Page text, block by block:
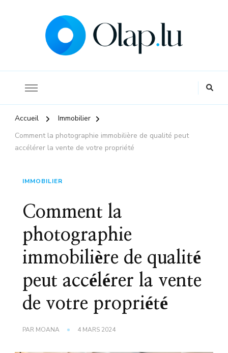
Accueil
Immobilier
Comment la photographie immobilière de qualité peut
accélérer la vente de votre propriété
IMMOBILIER
Comment la
photographie
immobilière de qualité
peut accélérer la vente
de votre propriété
PAR MOANA 4 MARS 2024